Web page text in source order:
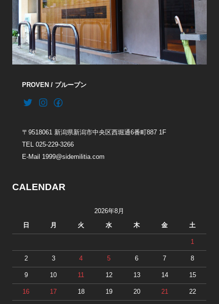
PROVEN / プループン
〒9518061 新潟県新潟市中央区西堀通6番町887 1F
TEL 025-229-3266
E-Mail 1999@sidemilitia.com
CALENDAR
2026年8月
日 月 火 水 木 金 土
1
2 3 4 5 6 7 8
9 10 11 12 13 14 15
16 17 18 19 20 21 22